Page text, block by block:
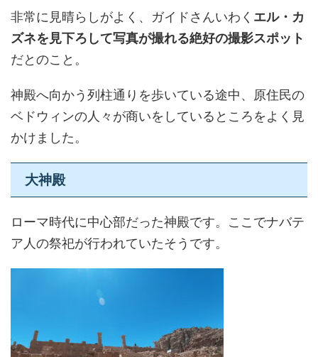
非常に見晴らしがよく、ガイドさんいわく エル・カ
ズネを見下ろして写真が撮れる絶好の撮影スポット
だとのこと。
神殿へ向かう列柱通りを歩いている途中、原住民の
ベドウィンの人々が商いをしているところをよく見
かけました。
大神殿
ローマ時代に中心部だった神殿です。ここでナバテ
ア人の祭祀が行われていたそうです。